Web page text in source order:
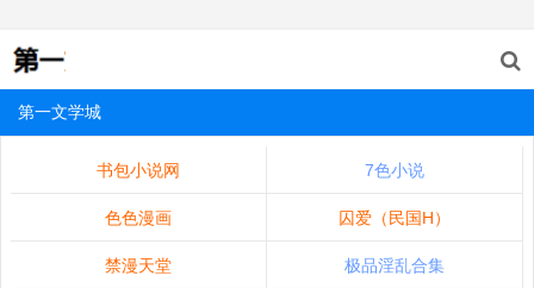
第一文学城
书包小说网 7色小说
色色漫画 囚爱（民国H）
禁漫天堂 极品淫乱合集